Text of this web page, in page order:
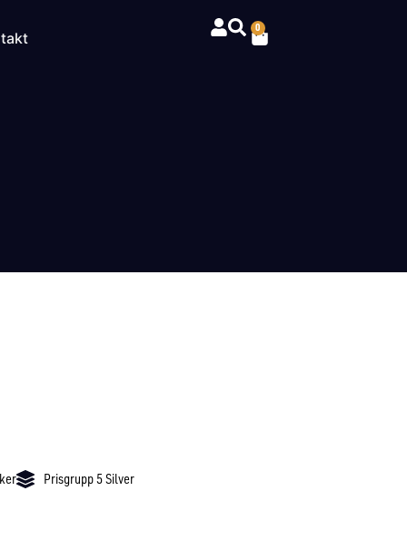
0
Prisgrupp 5 Silver